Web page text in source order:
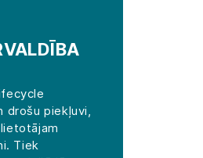
drošu piekļuvi,
Tiek